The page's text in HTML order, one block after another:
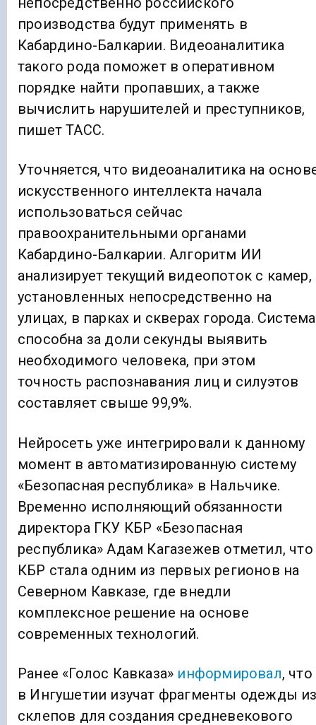
производства будут применять в
Кабардино-Балкарии. Видеоаналитика
такого рода поможет в оперативном
порядке найти пропавших, а также
вычислить нарушителей и преступников,
пишет ТАСС.
Уточняется, что видеоаналитика на
искусственного интеллекта начала
использоваться сейчас
правоохранительными органами
Кабардино-Балкарии. Алгоритм ИИ
анализирует текущий видеопоток с камер,
установленных непосредственно на
улицах, в парках и скверах города. Система
способна за доли секунды выявить
необходимого человека, при этом
точность распознавания лиц и силуэтов
составляет свыше 99,9%.
Нейросеть уже интегрировали к данному
момент в автоматизированную систему
«Безопасная республика» в Нальчике.
Временно исполняющий обязанности
директора ГКУ КБР «Безопасная
республика» Адам Кагазежев отметил, что
КБР стала одним из первых регионов на
Северном Кавказе, где внедли
комплексное решение на основе
современных технологий.
Ранее «Голос Кавказа» информировал, что
в Ингушетии изучат фрагменты одежды
склепов для создания средневекового